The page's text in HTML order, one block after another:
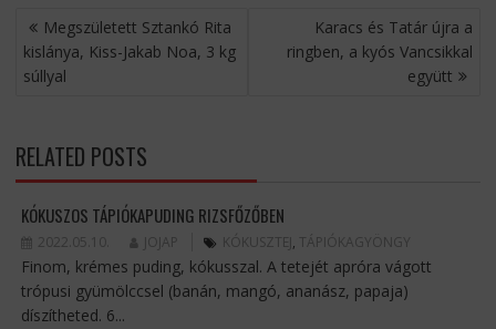
BEJEGYZÉS
NAVIGÁCIÓ
Megszületett Sztankó Rita
kislánya, Kiss-Jakab Noa, 3 kg
súllyal
Karacs és Tatár újra a
ringben, a kyós Vancsikkal
együtt
RELATED POSTS
KÓKUSZOS TÁPIÓKAPUDING RIZSFŐZŐBEN
2022.05.10. JOJAP KÓKUSZTEJ, TÁPIÓKAGYÖNGY
Finom, krémes puding, kókusszal. A tetejét apróra vágott
trópusi gyümölccsel (banán, mangó, ananász, papaja)
díszítheted. 6...